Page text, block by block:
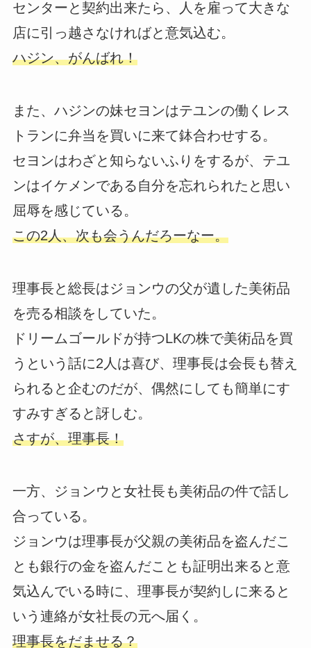
センターと契約出来たら、人を雇って大きな
店に引っ越さなければと意気込む。
ハジン、がんばれ！
また、ハジンの妹セヨンはテユンの働くレス
トランに弁当を買いに来て鉢合わせする。
セヨンはわざと知らないふりをするが、テユ
ンはイケメンである自分を忘れられたと思い
屈辱を感じている。
この2人、次も会うんだろーなー。
理事長と総長はジョンウの父が遺した美術品
を売る相談をしていた。
ドリームゴールドが持つLKの株で美術品を買
うという話に2人は喜び、理事長は会長も替え
られると企むのだが、偶然にしても簡単にす
すみすぎると訝しむ。
さすが、理事長！
一方、ジョンウと女社長も美術品の件で話し
合っている。
ジョンウは理事長が父親の美術品を盗んだこ
とも銀行の金を盗んだことも証明出来ると意
気込んでいる時に、理事長が契約しに来ると
いう連絡が女社長の元へ届く。
理事長をだませる？